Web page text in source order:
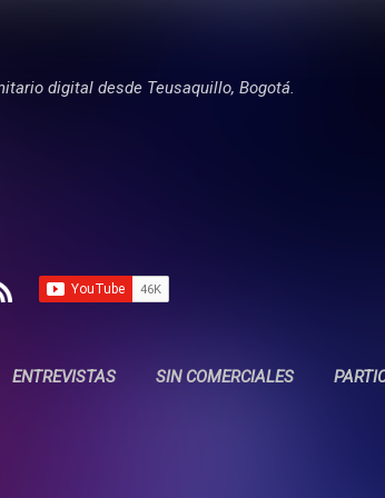
digital desde Teusaquillo, Bogotá.
ENTREVISTAS SIN COMERCIALES